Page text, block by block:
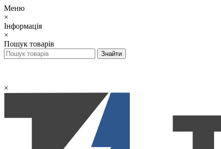
Меню
×
Інформація
×
Пошук товарів
×